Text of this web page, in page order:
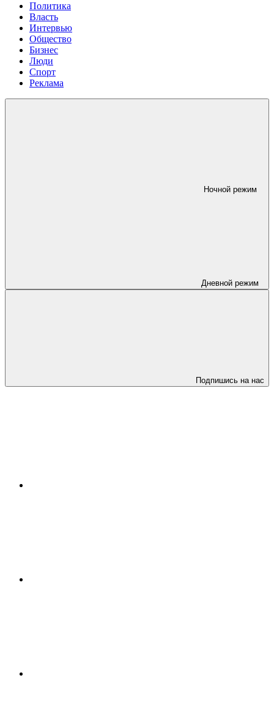
Политика
Власть
Интервью
Общество
Бизнес
Люди
Спорт
Реклама
Ночной режим
Дневной режим
Подпишись на нас